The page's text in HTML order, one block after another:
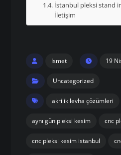
İstanbul pleksi stand
İletişim
Ismet 19
Uncategorized
akrilik levha çözümleri
aynı gün pleksi kesim cnc
cnc pleksi kesim istanbul